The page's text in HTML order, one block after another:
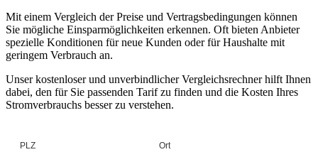
Mit einem Vergleich der Preise und Vertragsbedingungen können
Sie mögliche Einsparmöglichkeiten erkennen. Oft bieten Anbieter
spezielle Konditionen für neue Kunden oder für Haushalte mit
geringem Verbrauch an.
Unser kostenloser und unverbindlicher Vergleichsrechner hilft Ihnen
dabei, den für Sie passenden Tarif zu finden und die Kosten Ihres
Stromverbrauchs besser zu verstehen.